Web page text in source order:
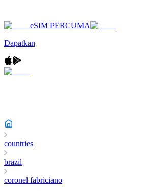
eSIM PERCUMA
Dapatkan
countries
brazil
coronel fabriciano